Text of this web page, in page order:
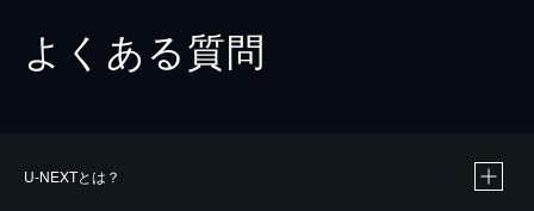
よくある質問
U-NEXTとは？